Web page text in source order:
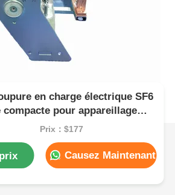
en charge électrique SF6
compacte pour appareillage
Prix：$177
Causez Maintenant